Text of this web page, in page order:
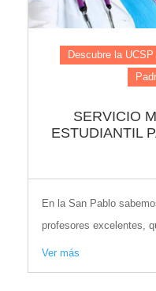
Descubre la
SERVICIO
ESTUDIANTIL
En la San Pablo
profesores excelentes,
Ver más